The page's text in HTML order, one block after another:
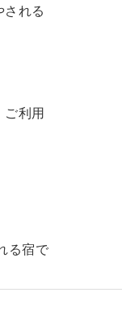
される
利用
る宿で